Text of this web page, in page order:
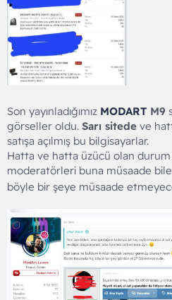
Son yayınladığımız MODART M9
görseller oldu. Sarı sitede ve
satışa açılmış bu bilgisayarlar.
Hatta ve hatta üzücü olan durum
moderatörleri buna müsaade
böyle bir şeye müsaade